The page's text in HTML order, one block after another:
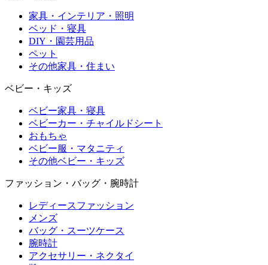
家具・インテリア・照明
ベッド・寝具
DIY・園芸用品
ペット
その他家具・住まい
ベビー・キッズ
ベビー家具・寝具
ベビーカー・チャイルドシート
おもちゃ
ベビー服・マタニティ
その他ベビー・キッズ
ファッション・バッグ・腕時計
レディースファッション
メンズ
バッグ・スーツケース
腕時計
アクセサリー・ネクタイ